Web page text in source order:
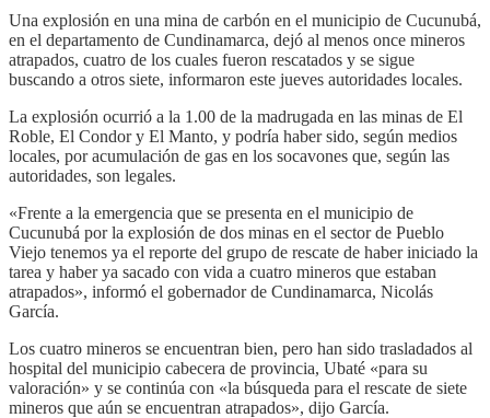
Una explosión en una mina de carbón en el municipio de Cucunubá,
en el departamento de Cundinamarca, dejó al menos once mineros
atrapados, cuatro de los cuales fueron rescatados y se sigue
buscando a otros siete, informaron este jueves autoridades locales.
La explosión ocurrió a la 1.00 de la madrugada en las minas de El
Roble, El Condor y El Manto, y podría haber sido, según medios
locales, por acumulación de gas en los socavones que, según las
autoridades, son legales.
«Frente a la emergencia que se presenta en el municipio de
Cucunubá por la explosión de dos minas en el sector de Pueblo
Viejo tenemos ya el reporte del grupo de rescate de haber iniciado la
tarea y haber ya sacado con vida a cuatro mineros que estaban
atrapados», informó el gobernador de Cundinamarca, Nicolás
García.
Los cuatro mineros se encuentran bien, pero han sido trasladados al
hospital del municipio cabecera de provincia, Ubaté «para su
valoración» y se continúa con «la búsqueda para el rescate de siete
mineros que aún se encuentran atrapados», dijo García.